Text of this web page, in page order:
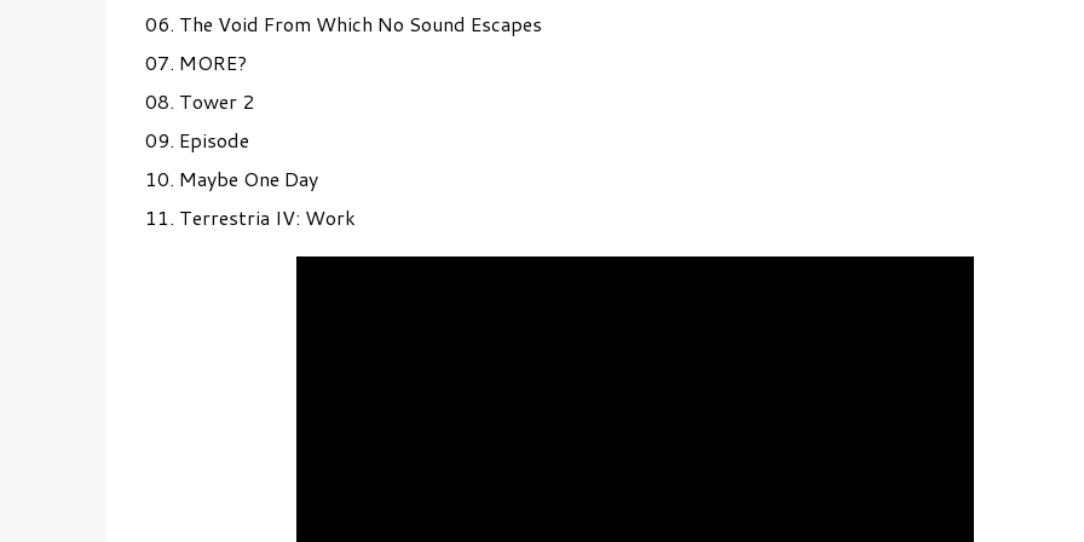
06. The Void From Which No Sound Escapes
07. MORE?
08. Tower 2
09. Episode
10. Maybe One Day
11. Terrestria IV: Work